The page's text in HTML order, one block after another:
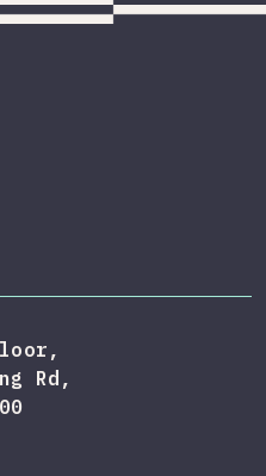
Rd,